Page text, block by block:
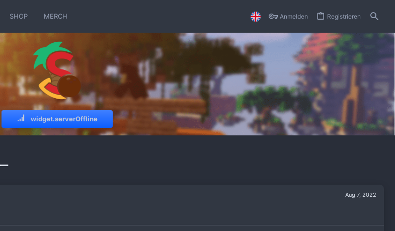
SHOP MERCH Anmelden Registrieren
widget.serverOffline
Aug 7, 2022